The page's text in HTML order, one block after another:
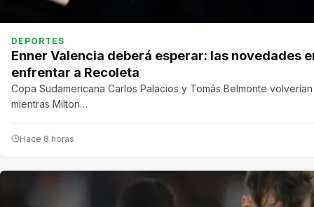
DEPORTES
Enner Valencia deberá esperar: las novedades
enfrentar a Recoleta
Copa Sudamericana Carlos Palacios y Tomás Belmonte
mientras Milton…
Hace 8 horas